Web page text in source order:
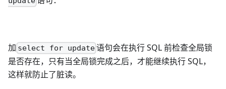
加 select for update语句会在执行 SQL 前检查全局锁
是否存在，只有当全局锁完成之后，才能继续执行 SQL，
这样就防止了脏读。